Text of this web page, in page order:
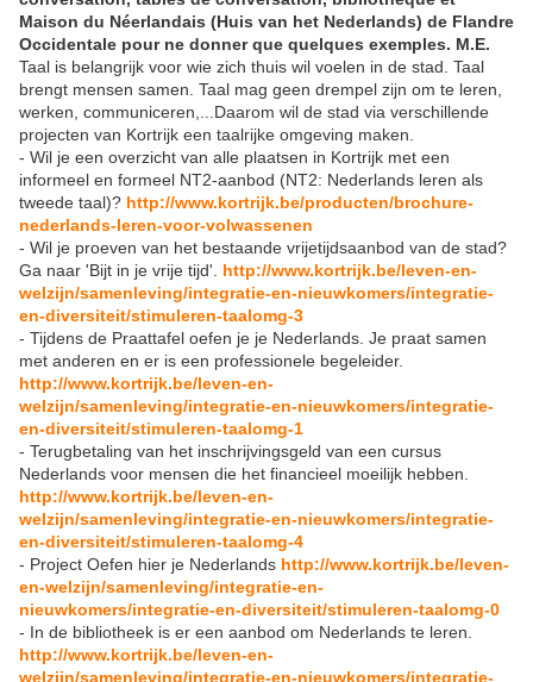
Maison du Néerlandais (Huis van het Nederlands) de Flandre
Occidentale pour ne donner que quelques exemples. M.E.
Taal is belangrijk voor wie zich thuis wil voelen in de stad. Taal
brengt mensen samen. Taal mag geen drempel zijn om te leren,
werken, communiceren,...Daarom wil de stad via verschillende
projecten van Kortrijk een taalrijke omgeving maken.
- Wil je een overzicht van alle plaatsen in Kortrijk met een
informeel en formeel NT2-aanbod (NT2: Nederlands leren als
tweede taal)? http://www.kortrijk.be/producten/brochure-
nederlands-leren-voor-volwassenen
- Wil je proeven van het bestaande vrijetijdsaanbod van de stad?
Ga naar 'Bijt in je vrije tijd'. http://www.kortrijk.be/leven-en-
welzijn/samenleving/integratie-en-nieuwkomers/integratie-
en-diversiteit/stimuleren-taalomg-3
- Tijdens de Praattafel oefen je je Nederlands. Je praat samen
met anderen en er is een professionele begeleider.
http://www.kortrijk.be/leven-en-
welzijn/samenleving/integratie-en-nieuwkomers/integratie-
en-diversiteit/stimuleren-taalomg-1
- Terugbetaling van het inschrijvingsgeld van een cursus
Nederlands voor mensen die het financieel moeilijk hebben.
http://www.kortrijk.be/leven-en-
welzijn/samenleving/integratie-en-nieuwkomers/integratie-
en-diversiteit/stimuleren-taalomg-4
- Project Oefen hier je Nederlands http://www.kortrijk.be/leven-
en-welzijn/samenleving/integratie-en-
nieuwkomers/integratie-en-diversiteit/stimuleren-taalomg-0
- In de bibliotheek is er een aanbod om Nederlands te leren.
http://www.kortrijk.be/leven-en-
welzijn/samenleving/integratie-en-nieuwkomers/integratie-